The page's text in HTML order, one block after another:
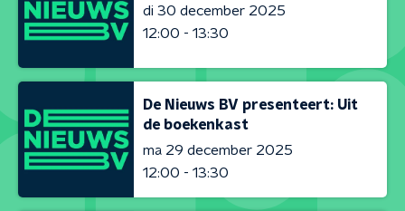
di 30 december 2025
12:00 - 13:30
De Nieuws BV presenteert: Uit
de boekenkast
ma 29 december 2025
12:00 - 13:30